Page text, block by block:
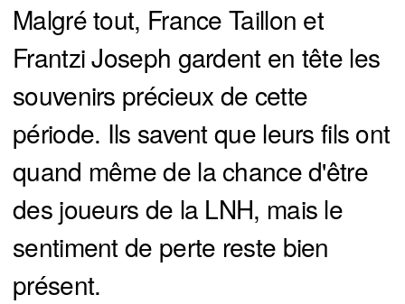
Malgré tout, France Taillon et
Frantzi Joseph gardent en tête les
souvenirs précieux de cette
période. Ils savent que leurs fils ont
quand même de la chance d'être
des joueurs de la LNH, mais le
sentiment de perte reste bien
présent.